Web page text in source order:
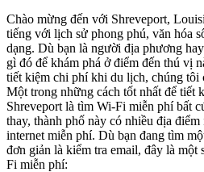
Chào mừng đến với Shreveport,
tiếng với lịch sử phong phú, văn hóa
dạng. Dù bạn là người địa phương
gì đó để khám phá ở điểm đến thú vị
tiết kiệm chi phí khi du lịch, chúng tôi
Một trong những cách tốt nhất để tiết
Shreveport là tìm Wi-Fi miễn phí bất
thay, thành phố này có nhiều địa
internet miễn phí. Dù bạn đang tìm
đơn giản là kiểm tra email, đây là
Fi miễn phí: